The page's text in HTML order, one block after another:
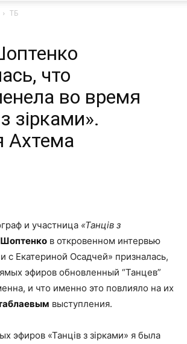
ТБ
что
во время
зірками».
Ахтема
и участница «Танців з
в откровенном интервью
с Екатериной Осадчей» призналась,
эфиров обновленный “Танцев”
и что именно это повлияло на их
выступления.
эфиров «Танців з зірками» я была